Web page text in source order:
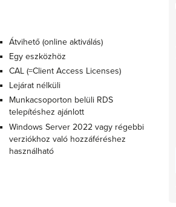
Átvihető (online aktiválás)
Egy eszközhöz
CAL (=Client Access Licenses)
Lejárat nélküli
Munkacsoporton belüli RDS
telepítéshez ajánlott
Windows Server 2022 vagy régebbi
verziókhoz való hozzáféréshez
használható